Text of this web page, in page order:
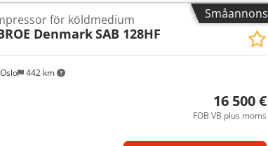
Småannons
442 km
för köldmedium
DenmarkSAB 128HF
16 500 €
FOB VB plus moms